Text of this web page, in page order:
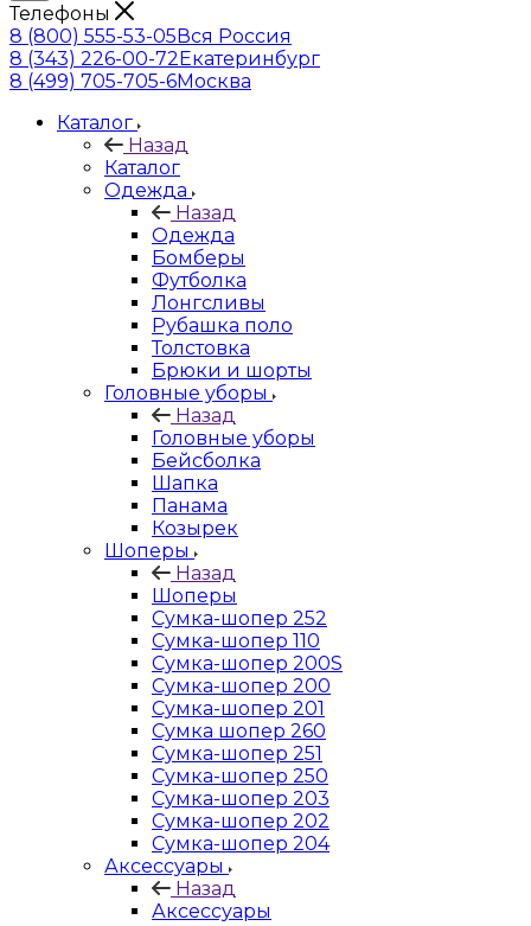
Телефоны
8 (800) 555-53-05Вся Россия
8 (343) 226-00-72Екатеринбург
8 (499) 705-705-6Москва
Каталог
Назад
Каталог
Одежда
Назад
Одежда
Бомберы
Футболка
Лонгсливы
Рубашка поло
Толстовка
Брюки и шорты
Головные уборы
Назад
Головные уборы
Бейсболка
Шапка
Панама
Козырек
Шоперы
Назад
Шоперы
Сумка-шопер 252
Сумка-шопер 110
Сумка-шопер 200S
Сумка-шопер 200
Сумка-шопер 201
Сумка шопер 260
Сумка-шопер 251
Сумка-шопер 250
Сумка-шопер 203
Сумка-шопер 202
Сумка-шопер 204
Аксессуары
Назад
Аксессуары